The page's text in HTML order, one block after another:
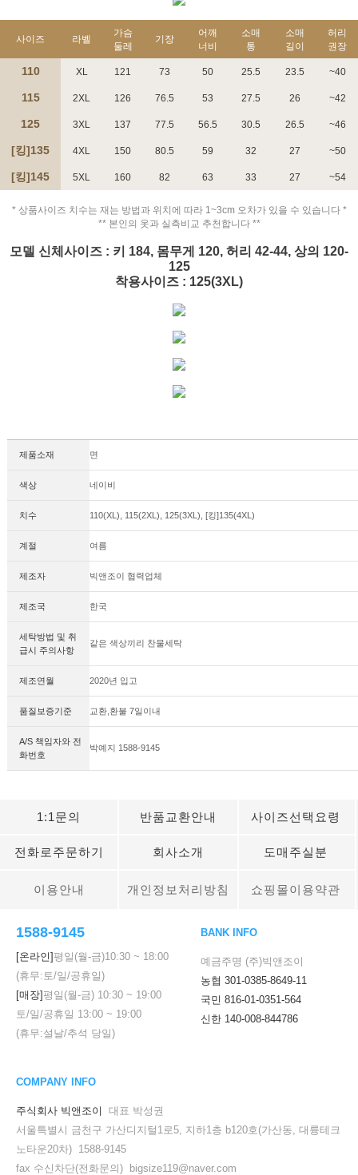
이코 라이프 하
사이즈 라벨
가슴
둘레
기장
어깨
너비
소매
통
소매
길이
허리
권장
110 XL 121 73 50 25.5 23.5 ~40
115 2XL 126 76.5 53 27.5 26 ~42
125 3XL 137 77.5 56.5 30.5 26.5 ~46
[킹]135 4XL 150 80.5 59 32 27 ~50
[킹]145 5XL 160 82 63 33 27 ~54
* 상품사이즈 치수는 재는 방법과 위치에 따라 1~3cm 오차가 있을 수 있습니다 *
** 본인의 옷과 실측비교 추천합니다 **
모델 신체사이즈 : 키 184, 몸무게 120, 허리 42-44, 상의 120-
125
착용사이즈 : 125(3XL)
제품소재 면
색상 네이비
치수 110(XL), 115(2XL), 125(3XL), [킹]135(4XL)
계절 여름
제조자 빅앤조이 협력업체
제조국 한국
세탁방법 및 취
급시 주의사항
같은 색상끼리 찬물세탁
제조연월 2020년 입고
품질보증기준 교환,환불 7일이내
A/S 책임자와 전
화번호
박예지 1588-9145
1:1문의 반품교환안내 사이즈선택요령
전화로주문하기 회사소개 도매주실분
이용안내 개인정보처리방침 쇼핑몰이용약관
1588-9145
[온라인]평일(월-금)10:30 ~ 18:00
(휴무:토/일/공휴일)
[매장]평일(월-금) 10:30 ~ 19:00
토/일/공휴일 13:00 ~ 19:00
(휴무:설날/추석 당일)
BANK INFO
예금주명 (주)빅앤조이
농협 301-0385-8649-11
국민 816-01-0351-564
신한 140-008-844786
COMPANY INFO
주식회사 빅앤조이
대표 박성권
서울특별시 금천구 가산디지털1로5, 지하1층 b120호(가산동, 대륭테크
노타운20차) 1588-9145
fax 수신차단(전화문의) bigsize119@naver.com